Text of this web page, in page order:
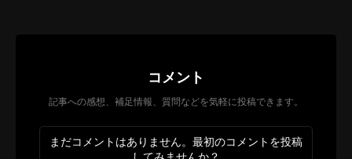
コメント
記事への感想、補足情報、質問などを気軽に投稿できます。
まだコメントはありません。最初のコメントを投稿